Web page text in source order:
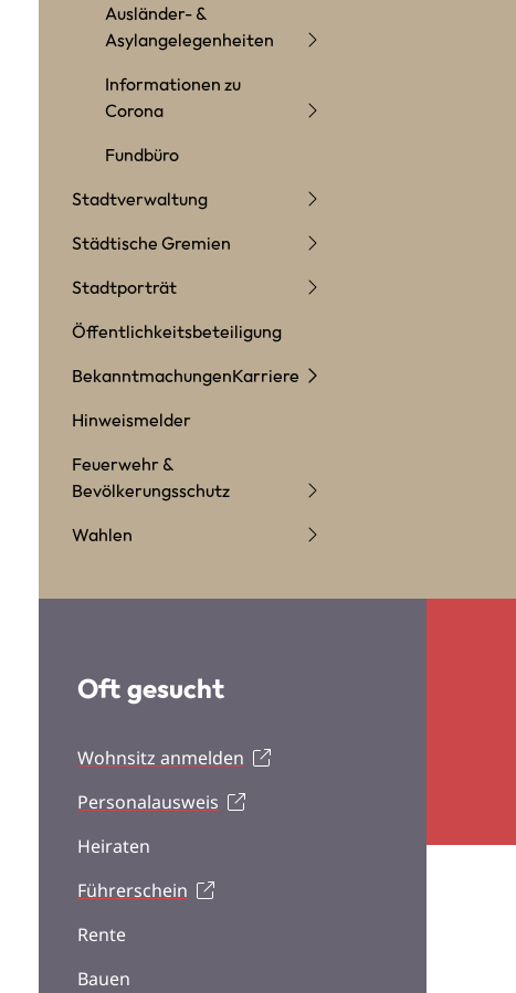
Ausländer- &
Asylangelegenheiten
Informationen zu
Corona
Fundbüro
Stadtverwaltung
Städtische Gremien
Stadtporträt
Öffentlichkeitsbeteiligung
BekanntmachungenKarriere
Hinweismelder
Feuerwehr &
Bevölkerungsschutz
Wahlen
Oft gesucht
Wohnsitz anmelden
Personalausweis
Heiraten
Führerschein
Rente
Bauen